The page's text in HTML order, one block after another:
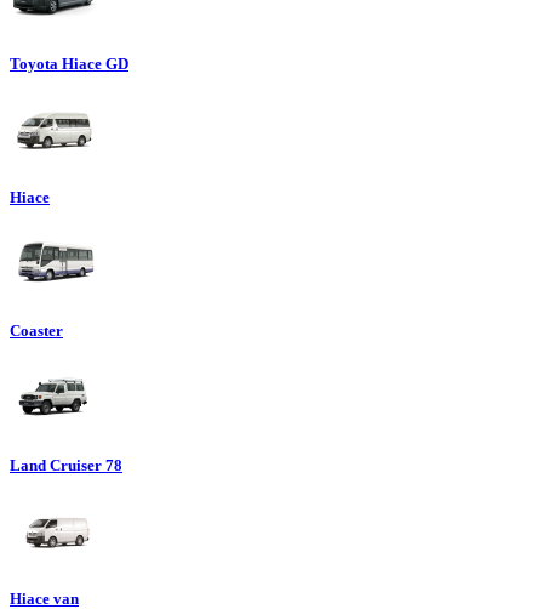
Toyota Hiace GD
Hiace
Coaster
Land Cruiser 78
Hiace van